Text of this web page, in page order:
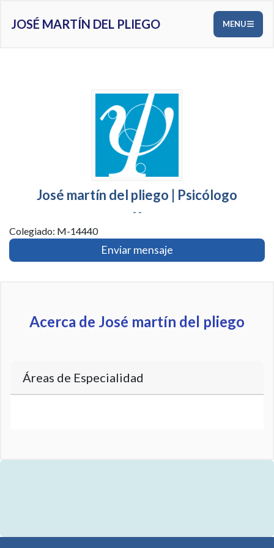
JOSÉ MARTÍN DEL PLIEGO MENU
José martín del pliego | Psicólogo
- -
Colegiado: M-14440
Enviar mensaje
Acerca de José martín del pliego
Áreas de Especialidad